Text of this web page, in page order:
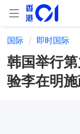
国际 即时国际
韩国举行
验李在明